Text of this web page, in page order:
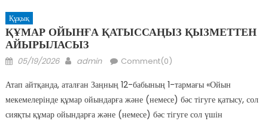
Құқық
ҚҰМАР ОЙЫНҒА ҚАТЫССАҢЫЗ ҚЫЗМЕТТЕН
АЙЫРЫЛАСЫЗ
Posted
05/19/2026 Author
admin Comment(0)
Атап айтқанда, аталған Заңның 12-бабының 1-тармағы «Ойын
мекемелерінде құмар ойындарға және (немесе) бәс тігуге қатысу, сол
сияқты құмар ойындарға және (немесе) бәс тігуге сол үшін